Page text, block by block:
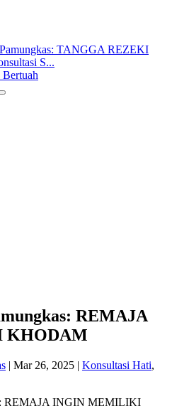
TANGGA REZEKI
S...
REMAJA
| Mar 26, 2025 | Konsultasi Hati,